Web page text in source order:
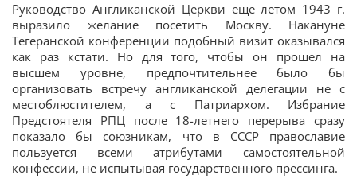
Руководство Англиканской Церкви еще летом 1943 г.
выразило желание посетить Москву. Накануне
Тегеранской конференции подобный визит оказывался
как раз кстати. Но для того, чтобы он прошел на
высшем уровне, предпочтительнее было бы
организовать встречу англиканской делегации не с
местоблюстителем, а с Патриархом. Избрание
Предстоятеля РПЦ после 18-летнего перерыва сразу
показало бы союзникам, что в СССР православие
пользуется всеми атрибутами самостоятельной
конфессии, не испытывая государственного прессинга.